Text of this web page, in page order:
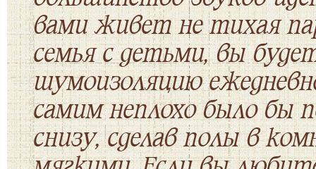
вами живет не тихая
семья с детьми, вы
шумоизоляцию
самим неплохо было бы
снизу, сделав полы в